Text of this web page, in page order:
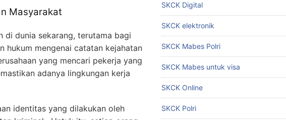
Masyarakat
di dunia sekarang, terutama bagi
hukum mengenai catatan kejahatan
yang mencari pekerja yang
adanya lingkungan kerja
identitas yang dilakukan oleh
SKCK Digital
SKCK elektronik
SKCK Mabes Polri
SKCK Mabes untuk visa
SKCK Online
SKCK Polri